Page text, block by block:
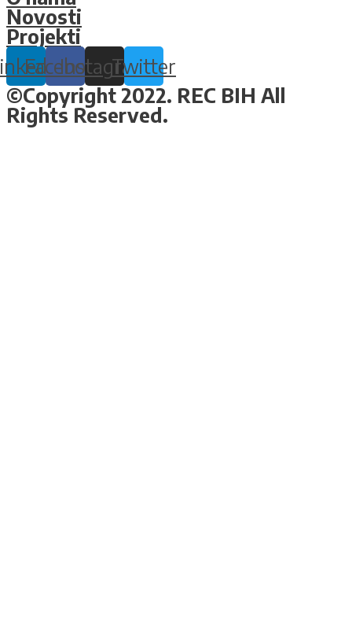
Novosti
Projekti
Facebook
Instagram
Twitter
©Copyright 2022. REC BIH All
Rights Reserved.
Design & Development By